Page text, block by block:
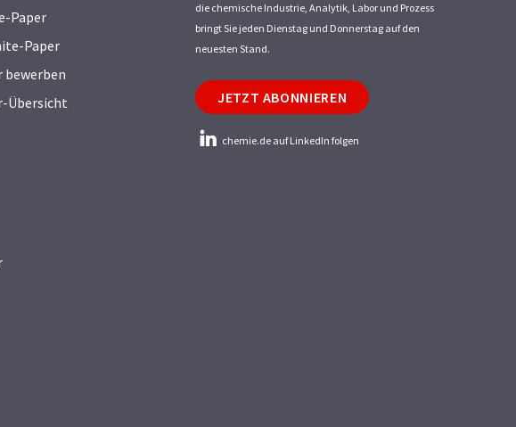
Paper
Paper
bewerben
Übersicht
die chemische Industrie, Analytik, Labor und Prozess
bringt Sie jeden Dienstag und Donnerstag auf den
neuesten Stand.
JETZT ABONNIEREN
chemie.de auf LinkedIn folgen